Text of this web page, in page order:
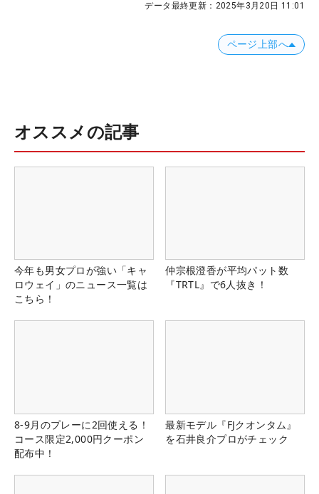
データ最終更新： 2025年3月20日 11:01
ページ上部へ
オススメの記事
今年も男女プロが強い「キャ
ロウェイ」のニュース一覧は
こちら！
仲宗根澄香が平均パット数
『TRTL』で6人抜き！
8-9月のプレーに2回使える！
コース限定2,000円クーポン
配布中！
最新モデル『FJクオンタム』
を石井良介プロがチェック